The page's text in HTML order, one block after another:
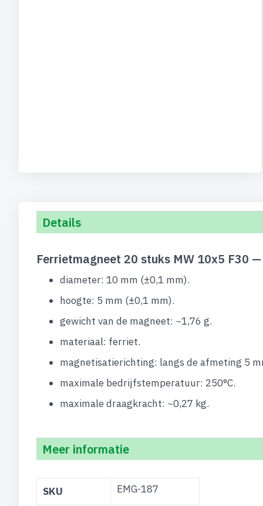
Details
Ferrietmagneet 20 stuks MW 10x5 F30
diameter: 10 mm (±0,1 mm).
hoogte: 5 mm (±0,1 mm).
gewicht van de magneet: ~1,76 g.
materiaal: ferriet.
magnetisatierichting: langs de afmeting 5
maximale bedrijfstemperatuur: 250°C.
maximale draagkracht: ~0,27 kg.
Meer informatie
informatie
SKU EMG-187